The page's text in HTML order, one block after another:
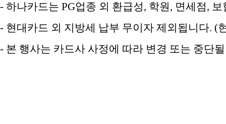
- 하나카드는 PG업종 외 환급성, 학원, 면세점,
- 현대카드 외 지방세 납부 무이자 제외됩니다. (
- 본 행사는 카드사 사정에 따라 변경 또는 중단